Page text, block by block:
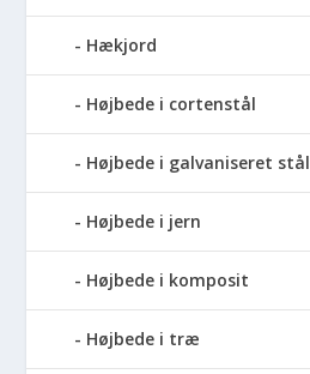
Hækjord
Højbede i cortenstål
Højbede i galvaniseret stål
Højbede i jern
Højbede i komposit
Højbede i træ